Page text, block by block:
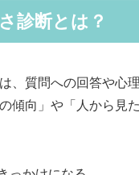
診断とは？
、質問への回答や心
の傾向」や「人から見